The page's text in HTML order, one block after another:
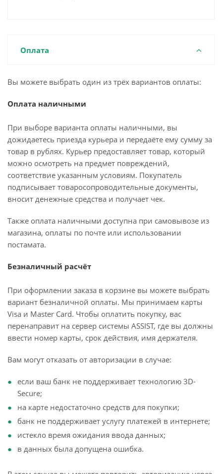
Оплата
Вы можете выбрать один из трёх вариантов оплаты:
Оплата наличными
При выборе варианта оплаты наличными, вы
дожидаетесь приезда курьера и передаёте ему сумму за
товар в рублях. Курьер предоставляет товар, который
можно осмотреть на предмет повреждений,
соответствие указанным условиям. Покупатель
подписывает товаросопроводительные документы,
вносит денежные средства и получает чек.
Также оплата наличными доступна при самовывозе из
магазина, оплаты по почте или использовании
постамата.
Безналичный расчёт
При оформлении заказа в корзине вы можете выбрать
вариант безналичной оплаты. Мы принимаем карты
Visa и Master Card. Чтобы оплатить покупку, вас
перенаправит на сервер системы ASSIST, где вы должны
ввести номер карты, срок действия, имя держателя.
Вам могут отказать от авторизации в случае:
если ваш банк не поддерживает технологию 3D-
Secure;
на карте недостаточно средств для покупки;
банк не поддерживает услугу платежей в интернете;
истекло время ожидания ввода данных;
в данных была допущена ошибка.